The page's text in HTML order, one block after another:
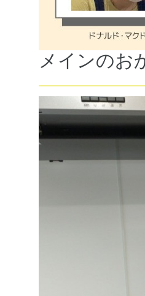
メインのお